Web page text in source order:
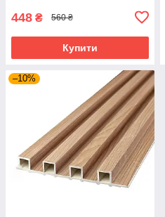
448 ₴ 560 ₴
Купити
–10%